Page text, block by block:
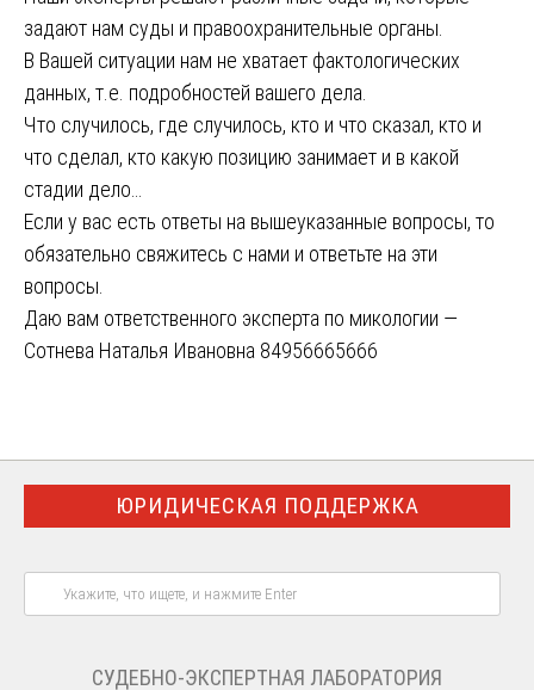
задают нам суды и правоохранительные органы.
В Вашей ситуации нам не хватает фактологических
данных, т.е. подробностей вашего дела.
Что случилось, где случилось, кто и что сказал, кто и
что сделал, кто какую позицию занимает и в какой
стадии дело…
Если у вас есть ответы на вышеуказанные вопросы, то
обязательно свяжитесь с нами и ответьте на эти
вопросы.
Даю вам ответственного эксперта по микологии —
Сотнева Наталья Ивановна 84956665666
ЮРИДИЧЕСКАЯ ПОДДЕРЖКА
СУДЕБНО-ЭКСПЕРТНАЯ ЛАБОРАТОРИЯ